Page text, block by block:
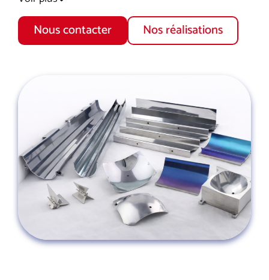
Nous contacter Nos réalisations